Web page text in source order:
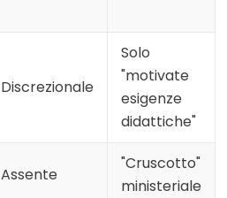
Discrezionale
Solo
"motivate
esigenze
didattiche"
Assente
"Cruscotto"
ministeriale